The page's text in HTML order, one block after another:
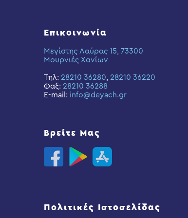
Επικοινωνία
Μεγίστης Λαύρας 15, 73300
Μουρνιές Χανίων
Τηλ: 28210 36280, 28210 36220
Φαξ: 28210 36288
E-mail: info@deyach.gr
Βρείτε Μας
Πολιτικές Ιστοσελίδας